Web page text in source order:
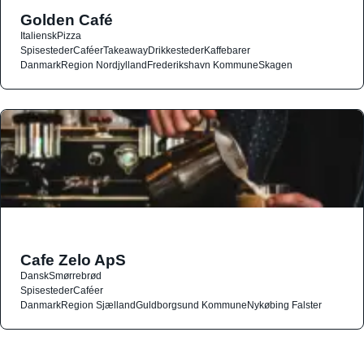
Golden Café
ItalienskPizza
SpisestederCaféerTakeawayDrikkestederKaffebarer
DanmarkRegion NordjyllandFrederikshavn KommuneSkagen
Cafe Zelo ApS
DanskSmørrebrød
SpisestederCaféer
DanmarkRegion SjællandGuldborgsund KommuneNykøbing Falster